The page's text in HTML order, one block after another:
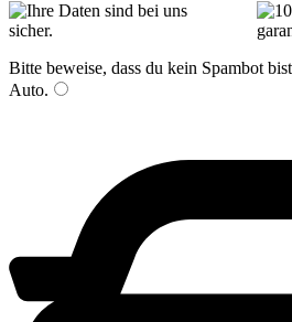
Bitte beweise, dass du kein Spambot
Auto.